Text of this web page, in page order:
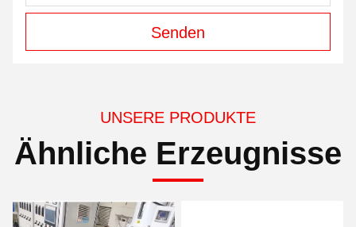
Senden
UNSERE PRODUKTE
Ähnliche Erzeugnisse